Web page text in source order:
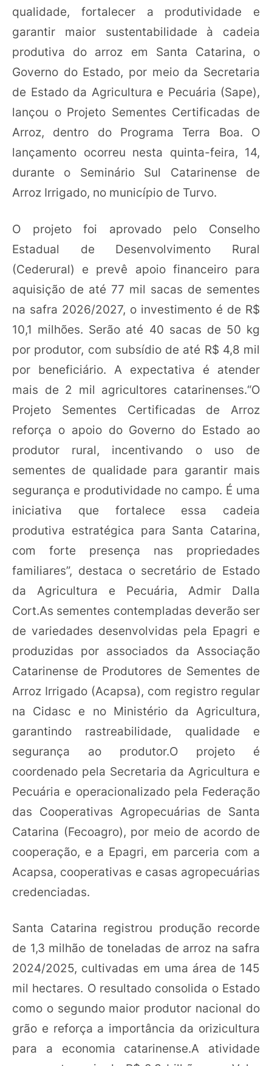
qualidade, fortalecer a produtividade e
garantir maior sustentabilidade à cadeia
produtiva do arroz em Santa Catarina, o
Governo do Estado, por meio da Secretaria
de Estado da Agricultura e Pecuária (Sape),
lançou o Projeto Sementes Certificadas de
Arroz, dentro do Programa Terra Boa. O
lançamento ocorreu nesta quinta-feira, 14,
durante o Seminário Sul Catarinense de
Arroz Irrigado, no município de Turvo.
O projeto foi aprovado pelo Conselho
Estadual de Desenvolvimento Rural
(Cederural) e prevê apoio financeiro para
aquisição de até 77 mil sacas de sementes
na safra 2026/2027, o investimento é de R$
10,1 milhões. Serão até 40 sacas de 50 kg
por produtor, com subsídio de até R$ 4,8 mil
por beneficiário. A expectativa é atender
mais de 2 mil agricultores catarinenses.“O
Projeto Sementes Certificadas de Arroz
reforça o apoio do Governo do Estado ao
produtor rural, incentivando o uso de
sementes de qualidade para garantir mais
segurança e produtividade no campo. É uma
iniciativa que fortalece essa cadeia
produtiva estratégica para Santa Catarina,
com forte presença nas propriedades
familiares”, destaca o secretário de Estado
da Agricultura e Pecuária, Admir Dalla
Cort.As sementes contempladas deverão ser
de variedades desenvolvidas pela Epagri e
produzidas por associados da Associação
Catarinense de Produtores de Sementes de
Arroz Irrigado (Acapsa), com registro regular
na Cidasc e no Ministério da Agricultura,
garantindo rastreabilidade, qualidade e
segurança ao produtor.O projeto é
coordenado pela Secretaria da Agricultura e
Pecuária e operacionalizado pela Federação
das Cooperativas Agropecuárias de Santa
Catarina (Fecoagro), por meio de acordo de
cooperação, e a Epagri, em parceria com a
Acapsa, cooperativas e casas agropecuárias
credenciadas.
Santa Catarina registrou produção recorde
de 1,3 milhão de toneladas de arroz na safra
2024/2025, cultivadas em uma área de 145
mil hectares. O resultado consolida o Estado
como o segundo maior produtor nacional do
grão e reforça a importância da orizicultura
para a economia catarinense.A atividade